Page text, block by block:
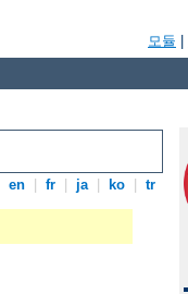
모듈
en fr ja ko tr